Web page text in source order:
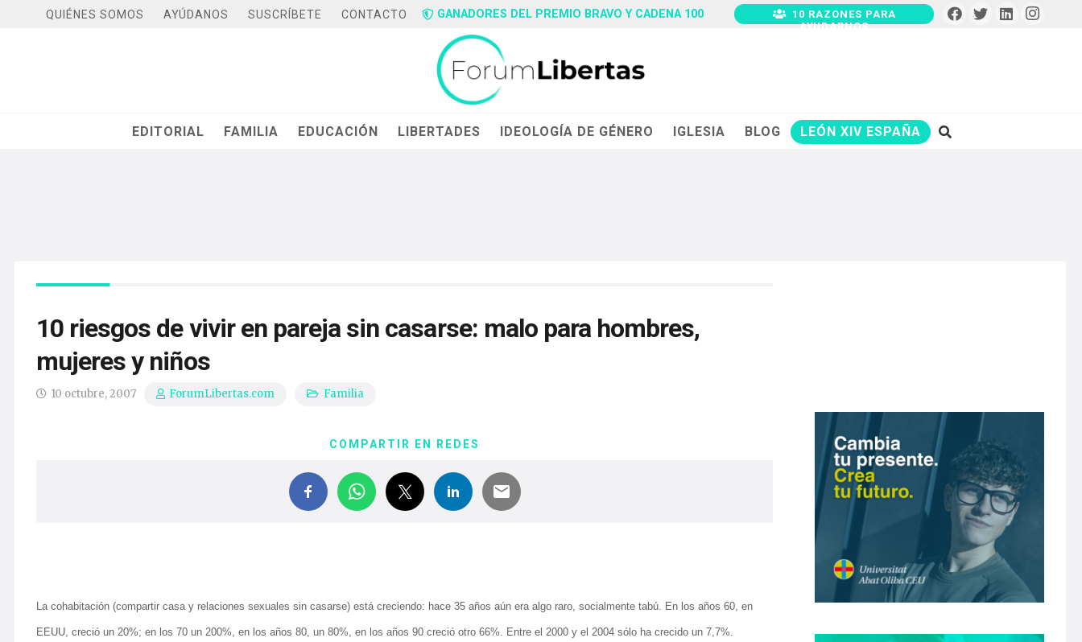
QUIÉNES SOMOS AYÚDANOS SUSCRÍBETE CONTACTO GANADORES DEL PREMIO BRAVO Y CADENA 100
10 RAZONES PARA
AYUDARNOS
EDITORIAL FAMILIA EDUCACIÓN LIBERTADES IDEOLOGÍA DE GÉNERO IGLESIA BLOG LEÓN XIV ESPAÑA
10 riesgos de vivir en pareja sin casarse: malo para hombres,
mujeres y niños
10 octubre, 2007 ForumLibertas.com Familia
COMPARTIR EN REDES
La cohabitación (compartir casa y relaciones sexuales sin casarse) está creciendo: hace 35 años aún era algo raro, socialmente tabú. En los años 60, en
EEUU, creció un 20%; en los 70 un 200%, en los años 80, un 80%, en los años 90 creció otro 66%. Entre el 2000 y el 2004 sólo ha crecido un 7,7%.